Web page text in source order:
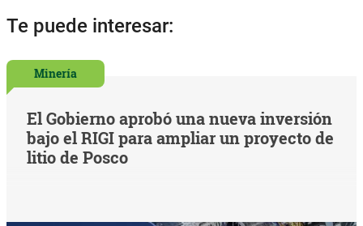
Te puede interesar:
Minería
El Gobierno aprobó una nueva inversión
bajo el RIGI para ampliar un proyecto de
litio de Posco